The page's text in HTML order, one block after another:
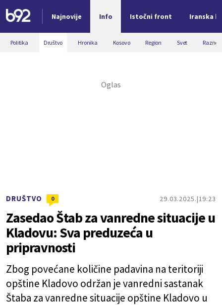
Najnovije Info Istočni front Iranska
Nova vest
Politika Društvo Hronika Kosovo Region Svet Razno
DRUŠTVO 0 29.03.2025. 19:23
Zasedao Štab za vanredne situacije u
Kladovu: Sva preduzeća u
pripravnosti
Zbog povećane količine padavina na teritoriji
opštine Kladovo održan je vanredni sastanak
Štaba za vanredne situacije opštine Kladovo u